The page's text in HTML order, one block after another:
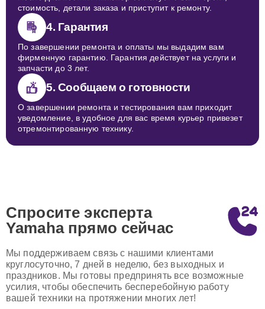
стоимость, детали заказа и приступит к ремонту.
4. Гарантия
По завершении ремонта и оплаты мы выдадим вам
фирменную гарантию. Гарантия действует на услуги и
запчасти до 3 лет.
5. Сообщаем о готовности
О завершении ремонта и тестирования вам приходит
уведомление, в удобное для вас время курьер привезет
отремонтированную технику.
Спросите эксперта
Yamaha прямо сейчас
Мы поддерживаем связь с нашими клиентами
круглосуточно, 7 дней в неделю, без выходных и
праздников. Мы готовы предпринять все возможные
усилия, чтобы обеспечить бесперебойную работу
вашей техники на протяжении многих лет!